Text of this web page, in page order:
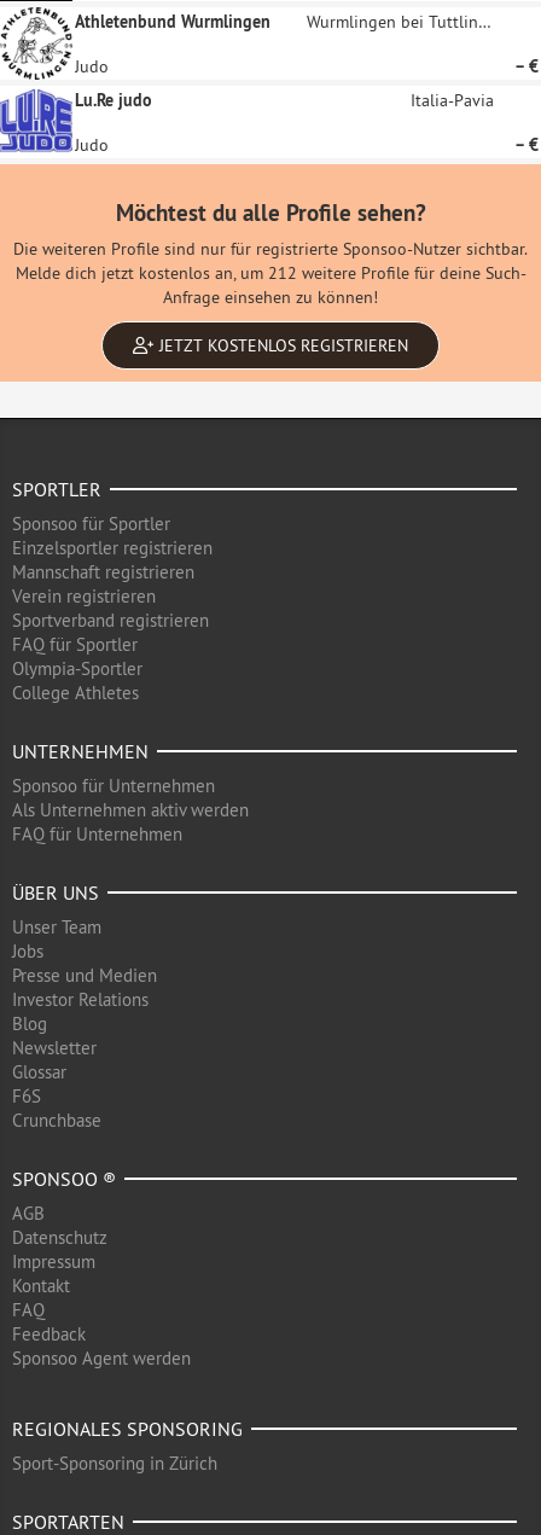
Athletenbund Wurmlingen
Wurmlingen bei Tuttlingen
Judo
– €
Lu.Re judo
Italia-Pavia
Judo – €
Möchtest du alle Profile sehen?
Die weiteren Profile sind nur für registrierte Sponsoo-Nutzer sichtbar.
Melde dich jetzt kostenlos an, um 212 weitere Profile für deine Such-
Anfrage einsehen zu können!
JETZT KOSTENLOS REGISTRIEREN
SPORTLER
Sponsoo für Sportler
Einzelsportler registrieren
Mannschaft registrieren
Verein registrieren
Sportverband registrieren
FAQ für Sportler
Olympia-Sportler
College Athletes
UNTERNEHMEN
Sponsoo für Unternehmen
Als Unternehmen aktiv werden
FAQ für Unternehmen
ÜBER UNS
Unser Team
Jobs
Presse und Medien
Investor Relations
Blog
Newsletter
Glossar
F6S
Crunchbase
SPONSOO ®
AGB
Datenschutz
Impressum
Kontakt
FAQ
Feedback
Sponsoo Agent werden
REGIONALES SPONSORING
Sport-Sponsoring in Zürich
SPORTARTEN